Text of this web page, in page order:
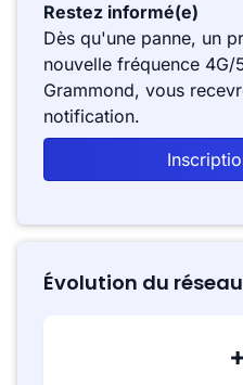
Restez informé(e)
Dès qu'une panne, un
nouvelle fréquence 4G/
Grammond, vous
notification.
Évolution du